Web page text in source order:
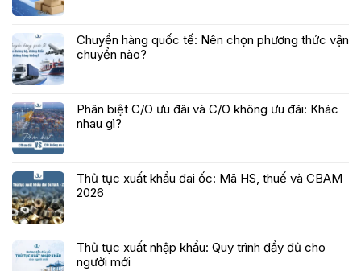
Chuyển hàng quốc tế: Nên chọn phương thức vận
chuyển nào?
Phân biệt C/O ưu đãi và C/O không ưu đãi: Khác
nhau gì?
Thủ tục xuất khẩu đai ốc: Mã HS, thuế và CBAM
2026
Thủ tục xuất nhập khẩu: Quy trình đầy đủ cho
người mới